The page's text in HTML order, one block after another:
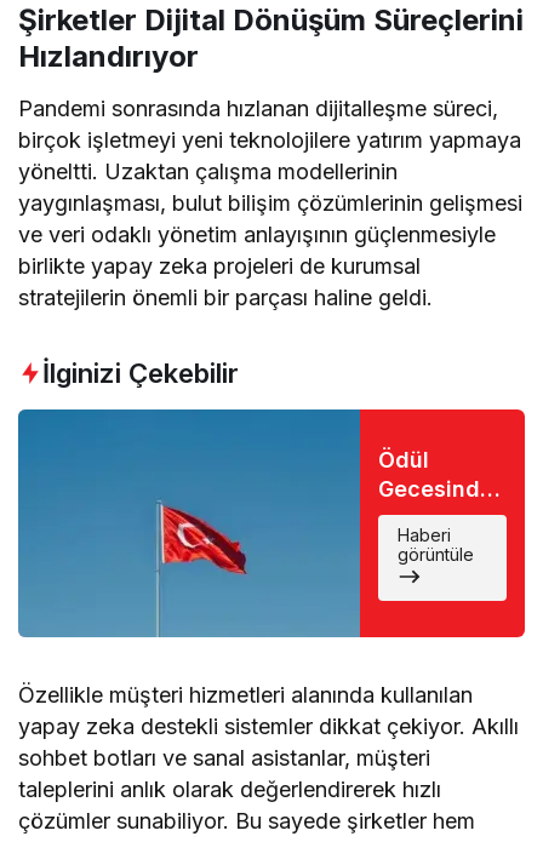
Şirketler Dijital Dönüşüm Süreçlerini
Hızlandırıyor
Pandemi sonrasında hızlanan dijitalleşme süreci,
birçok işletmeyi yeni teknolojilere yatırım yapmaya
yöneltti. Uzaktan çalışma modellerinin
yaygınlaşması, bulut bilişim çözümlerinin gelişmesi
ve veri odaklı yönetim anlayışının güçlenmesiyle
birlikte yapay zeka projeleri de kurumsal
stratejilerin önemli bir parçası haline geldi.
İlginizi Çekebilir
Ödül
Gecesinde
Büyük Şok:
Favori İsim
Eli Boş
Döndü
Haberi
görüntüle
Özellikle müşteri hizmetleri alanında kullanılan
yapay zeka destekli sistemler dikkat çekiyor. Akıllı
sohbet botları ve sanal asistanlar, müşteri
taleplerini anlık olarak değerlendirerek hızlı
çözümler sunabiliyor. Bu sayede şirketler hem